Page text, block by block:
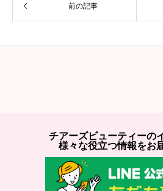
前の記事
チアーズビューティーの
様々な役立つ情報をお